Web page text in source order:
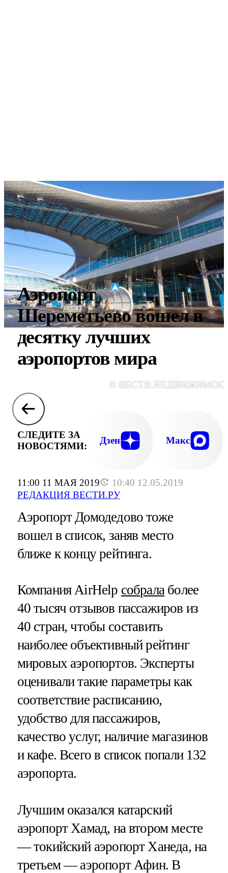
11:00 11 МАЯ 2019
10:40 12.05.2019
РЕДАКЦИЯ ВЕСТИ.РУ
Аэропорт
Шереметьево вошел в
десятку лучших
аэропортов мира
©
СЛЕДИТЕ ЗА
НОВОСТЯМИ:
Дзен Макс
Аэропорт Домодедово тоже
вошел в список, заняв место
ближе к концу рейтинга.
КомпанияAirHelp собралаболее
40 тысяч отзывов пассажиров из
40 стран, чтобы составить
наиболее объективный рейтинг
мировых аэропортов. Эксперты
оценивали такие параметры как
соответствие расписанию,
удобство для пассажиров,
качество услуг, наличие магазинов
и кафе. Всего в список попали 132
аэропорта.
Лучшим оказался катарский
аэропорт Хамад, на втором месте
— токийский аэропорт Ханеда, на
третьем — аэропорт Афин. В